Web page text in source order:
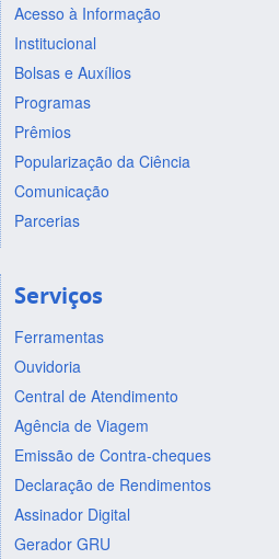
Acesso à Informação
Institucional
Bolsas e Auxílios
Programas
Prêmios
Popularização da Ciência
Comunicação
Parcerias
Serviços
Ferramentas
Ouvidoria
Central de Atendimento
Agência de Viagem
Emissão de Contra-cheques
Declaração de Rendimentos
Assinador Digital
Gerador GRU